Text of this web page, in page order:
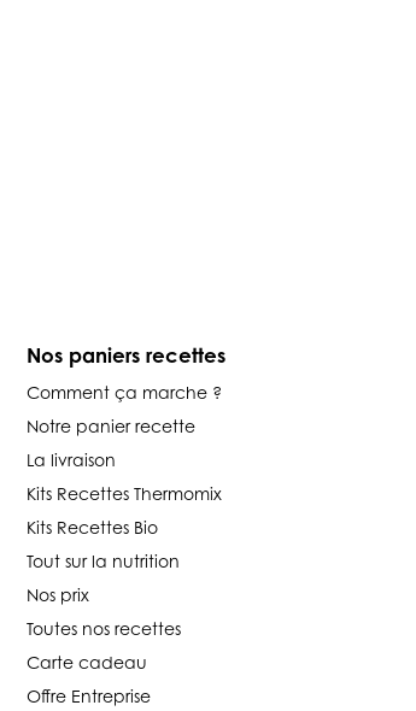
Nos paniers recettes
Comment ça marche ?
Notre panier recette
La livraison
Kits Recettes Thermomix
Kits Recettes Bio
Tout sur la nutrition
Nos prix
Toutes nos recettes
Carte cadeau
Offre Entreprise